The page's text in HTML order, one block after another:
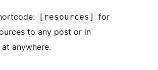
[resources]
for
to any post or in
pages at anywhere.